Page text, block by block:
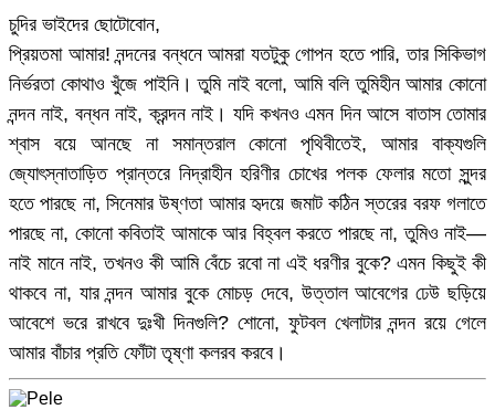
চুদির ভাইদের ছোটোবোন,
প্রিয়তমা আমার! নন্দনের বন্ধনে আমরা যতটুকু গোপন হতে পারি, তার সিকিভাগ
নির্ভরতা কোথাও খুঁজে পাইনি। তুমি নাই বলো, আমি বলি তুমিহীন আমার কোনো
নন্দন নাই, বন্ধন নাই, ক্রন্দন নাই। যদি কখনও এমন দিন আসে বাতাস তোমার
শ্বাস বয়ে আনছে না সমান্তরাল কোনো পৃথিবীতেই, আমার বাক্যগুলি
জ্যোৎস্নাতাড়িত প্রান্তরে নিদ্রাহীন হরিণীর চোখের পলক ফেলার মতো সুন্দর
হতে পারছে না, সিনেমার উষ্ণতা আমার হৃদয়ে জমাট কঠিন স্তরের বরফ গলাতে
পারছে না, কোনো কবিতাই আমাকে আর বিহ্বল করতে পারছে না, তুমিও নাই—
নাই মানে নাই, তখনও কী আমি বেঁচে রবো না এই ধরণীর বুকে? এমন কিছুই কী
থাকবে না, যার নন্দন আমার বুকে মোচড় দেবে, উত্তাল আবেগের ঢেউ ছড়িয়ে
আবেশে ভরে রাখবে দুঃখী দিনগুলি? শোনো, ফুটবল খেলাটার নন্দন রয়ে গেলে
আমার বাঁচার প্রতি ফোঁটা তৃষ্ণা কলরব করবে।